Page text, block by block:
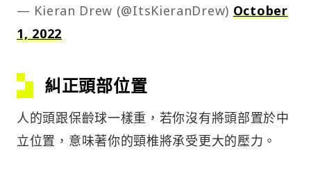
— Kieran Drew (@ItsKieranDrew) October
1, 2022
糾正頭部位置
人的頭跟保齡球一樣重，若你沒有將頭部置於中
立位置，意味著你的頸椎將承受更大的壓力。